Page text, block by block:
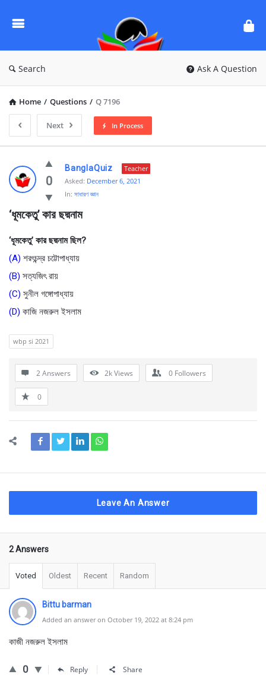
Questions
Search Ask A Question
Home / Questions / Q 7196
Next In Process
Ask
Questions
BanglaQuiz
Latest
Questions
0
BanglaQuiz
Teacher
Asked: December 6, 2021
In: সাধারণ জ্ঞান
‘ধূমকেতু’ কার ছদ্মনাম
‘ধূমকেতু’ কার ছদ্মনাম ছিল?
(A) শরৎচন্দ্র চট্টোপাধ্যায়
(B) সত্যজিৎ রায়
(C) সুনীল গঙ্গোপাধ্যায়
(D) কাজি নজরুল ইসলাম
wbp si 2021
2 Answers 2kViews 0 Followers
0
Leave An Answer
2 Answers
Voted Oldest Recent Random
Bittu barman
Added an answer on October 19, 2022 at 8:24 pm
কাজী নজরুল ইসলাম
0 Reply Share